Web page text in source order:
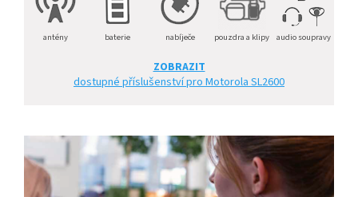
antény baterie nabíječe pouzdra a klipy audio soupravy
ZOBRAZIT
dostupné příslušenství pro Motorola SL2600